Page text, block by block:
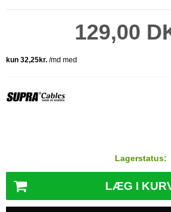
129,00
Lagerstatus:
LÆG I